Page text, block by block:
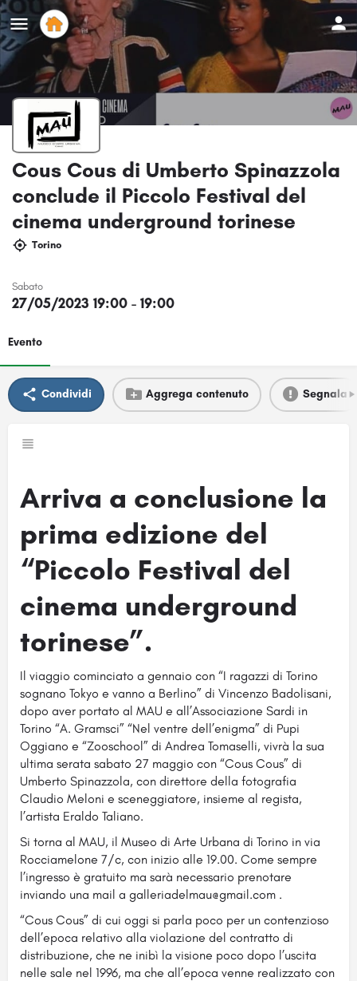
Cous Cous di Umberto Spinazzola
conclude il Piccolo Festival del
cinema underground torinese
Torino
Sabato
27/05/2023 19:00 - 19:00
Evento
Condividi Aggrega contenuto Segnala
Arriva a conclusione la
prima edizione del
“Piccolo Festival del
cinema underground
torinese”.
Il viaggio cominciato a gennaio con “I ragazzi di Torino
sognano Tokyo e vanno a Berlino” di Vincenzo Badolisani,
dopo aver portato al MAU e all’Associazione Sardi in
Torino “A. Gramsci” “Nel ventre dell’enigma” di Pupi
Oggiano e “Zooschool” di Andrea Tomaselli, vivrà la sua
ultima serata sabato 27 maggio con “Cous Cous” di
Umberto Spinazzola, con direttore della fotografia
Claudio Meloni e sceneggiatore, insieme al regista,
l’artista Eraldo Taliano.
Si torna al MAU, il Museo di Arte Urbana di Torino in via
Rocciamelone 7/c, con inizio alle 19.00. Come sempre
l’ingresso è gratuito ma sarà necessario prenotare
inviando una mail a galleriadelmau@gmail.com .
“Cous Cous” di cui oggi si parla poco per un contenzioso
dell’epoca relativo alla violazione del contratto di
distribuzione, che ne inibì la visione poco dopo l’uscita
nelle sale nel 1996, ma che all’epoca venne realizzato con